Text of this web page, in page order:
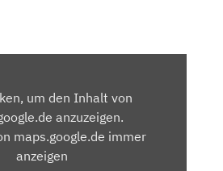
um den Inhalt von
anzuzeigen.
maps.google.de immer
anzeigen